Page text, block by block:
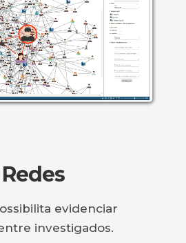
evidenciar
investigados.